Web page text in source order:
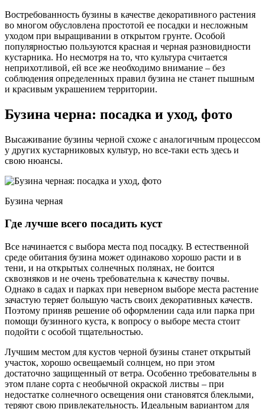
Востребованность бузины в качестве декоративного растения
во многом обусловлена простотой ее посадки и несложным
уходом при выращивании в открытом грунте. Особой
популярностью пользуются красная и черная разновидности
кустарника. Но несмотря на то, что культура считается
неприхотливой, ей все же необходимо внимание – без
соблюдения определенных правил бузина не станет пышным
и красивым украшением территории.
Бузина черна: посадка и уход, фото
Высаживание бузины черной схоже с аналогичным процессом
у других кустарниковых культур, но все-таки есть здесь и
свою нюансы.
Бузина черная
Где лучше всего посадить куст
Все начинается с выбора места под посадку. В естественной
среде обитания бузина может одинаково хорошо расти и в
тени, и на открытых солнечных полянах, не боится
сквозняков и не очень требовательна к качеству почвы.
Однако в садах и парках при неверном выборе места растение
зачастую теряет большую часть своих декоративных качеств.
Поэтому приняв решение об оформлении сада или парка при
помощи бузинного куста, к вопросу о выборе места стоит
подойти с особой тщательностью.
Лучшим местом для кустов черной бузины станет открытый
участок, хорошо освещаемый солнцем, но при этом
достаточно защищенный от ветра. Особенно требовательны в
этом плане сорта с необычной окраской листвы – при
недостатке солнечного освещения они становятся блеклыми,
теряют свою привлекательность. Идеальным вариантом для